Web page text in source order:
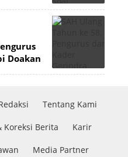
Doakan
Tentang Kami
Koreksi Berita Karir
Media Partner